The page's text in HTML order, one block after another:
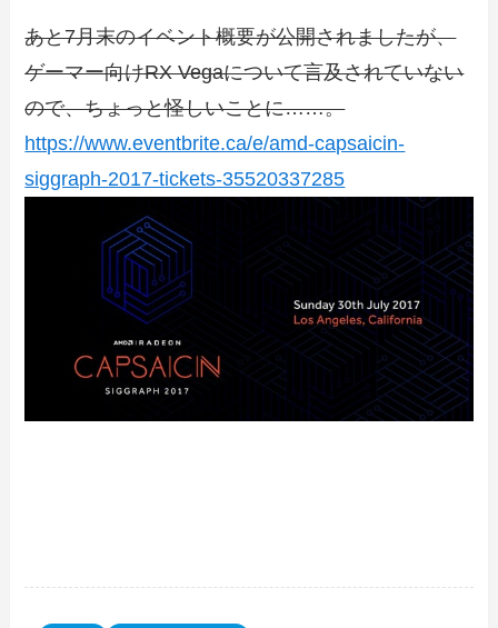
あと7月末のイベント概要が公開されましたが、
ゲーマー向けRX Vegaについて言及されていない
ので、ちょっと怪しいことに……。
https://www.eventbrite.ca/e/amd-capsaicin-
siggraph-2017-tickets-35520337285